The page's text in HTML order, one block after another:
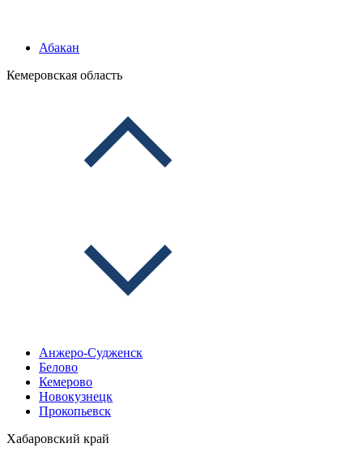
Абакан
Кемеровская область
Анжеро-Судженск
Белово
Кемерово
Новокузнецк
Прокопьевск
Хабаровский край